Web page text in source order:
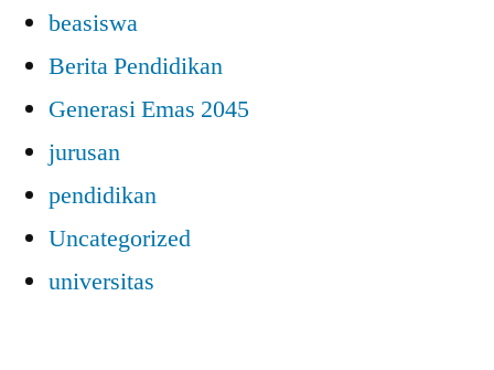
beasiswa
Berita Pendidikan
Generasi Emas 2045
jurusan
pendidikan
Uncategorized
universitas